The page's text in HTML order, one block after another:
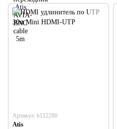
Артикул: b112280
Atis